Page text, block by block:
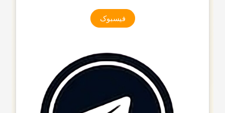
فیسبوک